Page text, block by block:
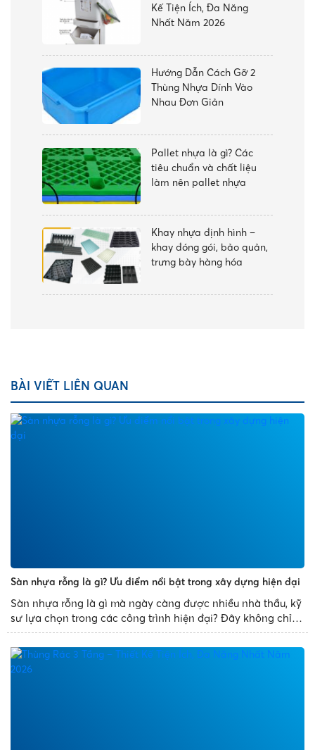
Kế Tiện Ích, Đa Năng
Nhất Năm 2026
Hướng Dẫn Cách Gỡ 2
Thùng Nhựa Dính Vào
Nhau Đơn Giản
Pallet nhựa là gì? Các
tiêu chuẩn và chất liệu
làm nên pallet nhựa
Khay nhựa định hình –
khay đóng gói, bảo quản,
trưng bày hàng hóa
BÀI VIẾT LIÊN QUAN
Sàn nhựa rỗng là gì? Ưu điểm nổi bật trong xây dựng hiện đại
Sàn nhựa rỗng là gì mà ngày càng được nhiều nhà thầu, kỹ
sư lựa chọn trong các công trình hiện đại? Đây không chỉ là
giải pháp thay thế cho sàn bê tông truyền thống mà còn
mang đến nhiều ưu điểm vượt trội như giảm trọng tải...